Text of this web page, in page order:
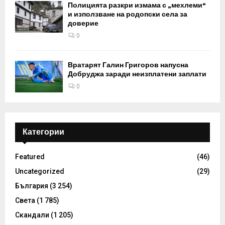
Полицията разкри измама с „мехлеми“
и използване на родопски села за
доверие
0
Вратарят Галин Григоров напусна
Добруджа заради неизплатени заплати
0
Категории
Featured
(46)
Uncategorized
(29)
България (3 254)
Света (1 785)
Скандали (1 205)